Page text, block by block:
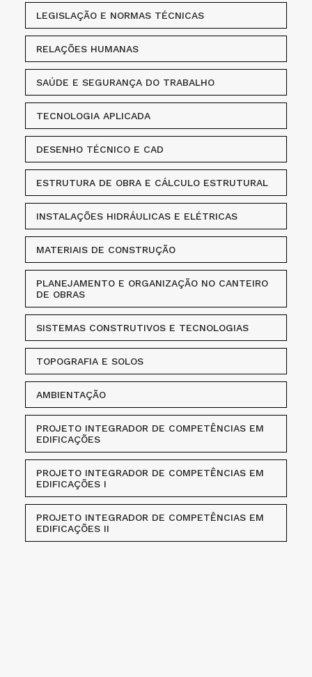
LEGISLAÇÃO E NORMAS TÉCNICAS
RELAÇÕES HUMANAS
SAÚDE E SEGURANÇA DO TRABALHO
TECNOLOGIA APLICADA
DESENHO TÉCNICO E CAD
ESTRUTURA DE OBRA E CÁLCULO ESTRUTURAL
INSTALAÇÕES HIDRÁULICAS E ELÉTRICAS
MATERIAIS DE CONSTRUÇÃO
PLANEJAMENTO E ORGANIZAÇÃO NO CANTEIRO
DE OBRAS
SISTEMAS CONSTRUTIVOS E TECNOLOGIAS
TOPOGRAFIA E SOLOS
AMBIENTAÇÃO
PROJETO INTEGRADOR DE COMPETÊNCIAS EM
EDIFICAÇÕES
PROJETO INTEGRADOR DE COMPETÊNCIAS EM
EDIFICAÇÕES I
PROJETO INTEGRADOR DE COMPETÊNCIAS EM
EDIFICAÇÕES II